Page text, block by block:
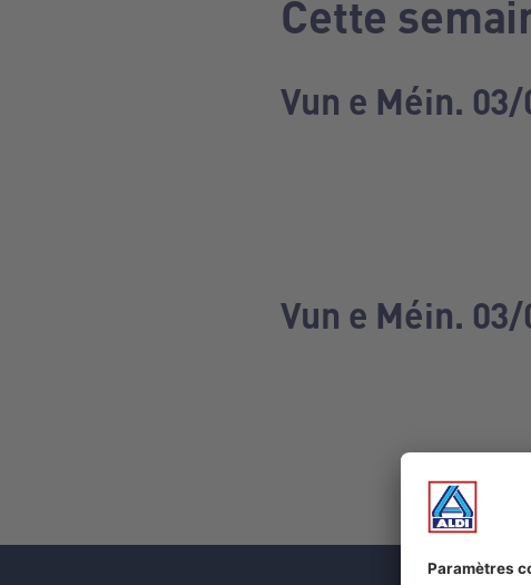
Cette
Vun e Méin.
Vun e Méin.